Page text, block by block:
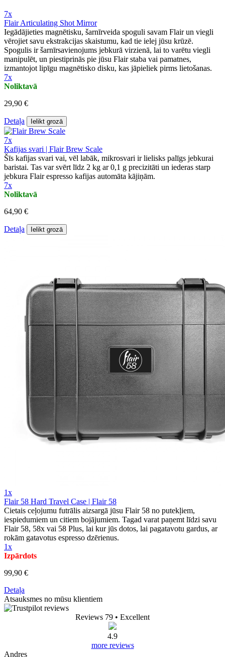
7x
Flair Articulating Shot Mirror
Iegādājieties magnētisku, šarnīrveida spoguli savam Flair un viegli
vērojiet savu ekstrakcijas skaistumu, kad tie ielej jūsu krūzē.
Spogulis ir šarnīrsavienojums jebkurā virzienā, lai to varētu viegli
manipulēt, un piestiprinās pie jūsu Flair staba vai pamatnes,
izmantojot lipīgu magnētisko disku, kas jāpieliek pirms lietošanas.
7x
Noliktavā
29,90 €
Detaļa Ielikt grozā
7x
Kafijas svari | Flair Brew Scale
Šīs kafijas svari vai, vēl labāk, mikrosvari ir lielisks palīgs jebkurai
baristai. Tas var svērt līdz 2 kg ar 0,1 g precizitāti un iederas starp
jebkura Flair espresso kafijas automāta kājiņām.
7x
Noliktavā
64,90 €
Detaļa Ielikt grozā
1x
Flair 58 Hard Travel Case | Flair 58
Cietais ceļojumu futrālis aizsargā jūsu Flair 58 no putekļiem,
iespiedumiem un citiem bojājumiem. Tagad varat paņemt līdzi savu
Flair 58, 58x vai 58 Plus, lai kur jūs dotos, lai pagatavotu gardus, ar
rokām gatavotus espresso dzērienus.
1x
Izpārdots
99,90 €
Detaļa
Atsauksmes no mūsu klientiem
Reviews 79 • Excellent
4.9
more reviews
Andres